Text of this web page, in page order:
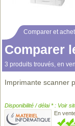
Comparer et
Comparer
3 produits trouvés, en
Imprimante scanner
Disponibilité / délai * : Voir
En